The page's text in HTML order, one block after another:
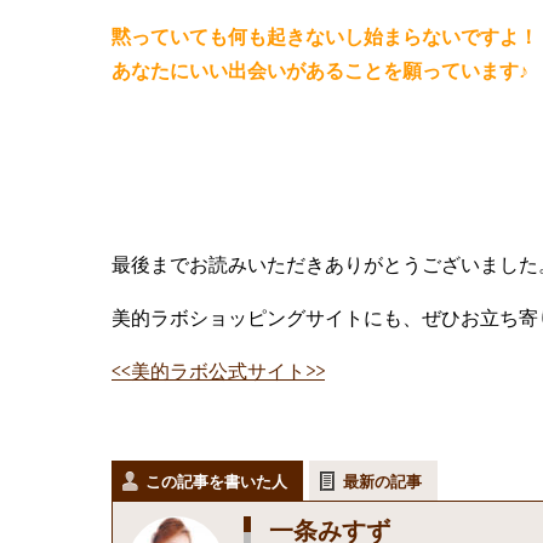
黙っていても何も起きないし始まらないですよ！
あなたにいい出会いがあることを願っています♪
最後までお読みいただきありがとうございました
美的ラボショッピングサイトにも、ぜひお立ち
<<美的ラボ公式サイト>>
この記事を書いた人 最新の記事
一条みすず